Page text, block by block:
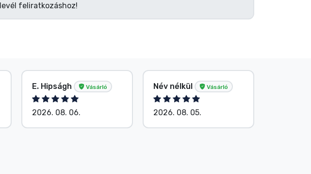
feliratkozáshoz!
E. Hipságh Vásárló
2026. 08. 06.
Név nélkül Vásárló
2026. 08. 05.